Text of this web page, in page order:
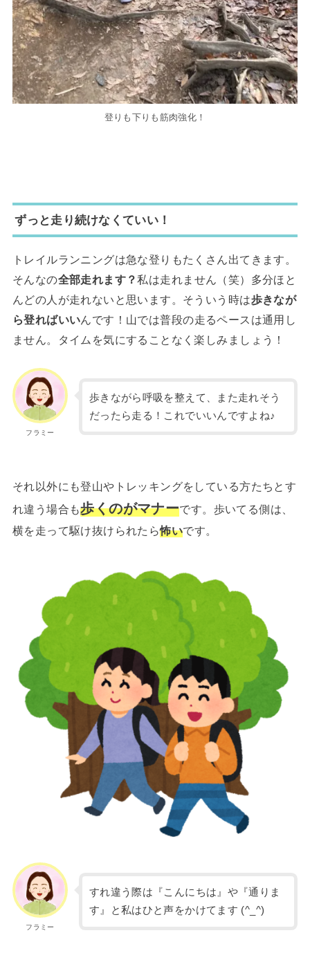
登りも下りも筋肉強化！
ずっと走り続けなくていい！
トレイルランニングは急な登りもたくさん出てきます。
そんなの全部走れます？私は走れません（笑）多分ほと
んどの人が走れないと思います。そういう時は歩きなが
ら登ればいいんです！山では普段の走るペースは通用し
ません。タイムを気にすることなく楽しみましょう！
フラミー
歩きながら呼吸を整えて、また走れそう
だったら走る！これでいいんですよね♪
それ以外にも登山やトレッキングをしている方たちとす
れ違う場合も歩くのがマナーです。歩いてる側は、
横を走って駆け抜けられたら怖いです。
フラミー
すれ違う際は『こんにちは』や『通りま
す』と私はひと声をかけてます (^_^)